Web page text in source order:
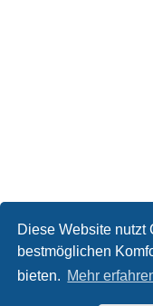
Diese Website nutzt
bestmöglichen
bieten. Mehr